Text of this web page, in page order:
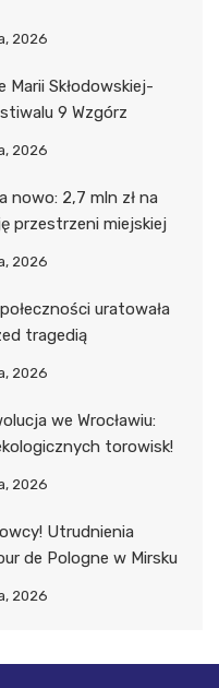
2026
Marii Skłodowskiej-
9 Wzgórz
2026
nowo: 2,7 mln zł na
przestrzeni miejskiej
2026
uratowała
tragedią
2026
we Wrocławiu:
torowisk!
2026
Utrudnienia
de Pologne w Mirsku
2026